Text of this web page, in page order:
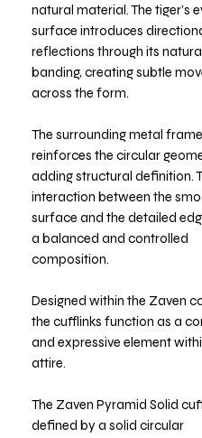
natural material. The tiger’s
surface introduces
reflections through its
banding, creating subtle
across the form.
The surrounding metal frame
reinforces the circular
adding structural definition.
interaction between the
surface and the detailed
a balanced and controlled
composition.
Designed within the Zaven
the cufflinks function as a
and expressive element
attire.
The Zaven Pyramid Solid
defined by a solid circular